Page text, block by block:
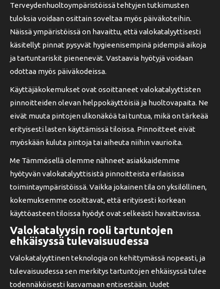
Terveydenhuoltoympäristöissä tehtyjen tutkimusten
tuloksia voidaan osittain soveltaa myös päiväkoteihin.
Näissä ympäristöissä on havaittu, että valokatalyyttisesti
käsitellyt pinnat pysyvät hygieenisempinä pidempiä aikoja
ja tartuntariskit pienenevät. Vastaavia hyötyjä voidaan
odottaa myös päiväkodeissa.
Käyttäjäkokemukset ovat osoittaneet valokatalyyttisten
pinnoitteiden olevan helppokäyttöisiä ja huoltovapaita. Ne
eivät muuta pintojen ulkonäköä tai tuntua, mikä on tärkeää
erityisesti lasten käyttämissä tiloissa. Pinnoitteet eivät
myöskään kuluta pintoja tai aiheuta niihin vaurioita.
Me Tämmösellä olemme nähneet asiakkaidemme
hyötyvän valokatalyyttisistä pinnoitteista erilaisissa
toimintaympäristöissä. Vaikka jokainen tila on yksilöllinen,
kokemuksemme osoittavat, että erityisesti korkean
käyttöasteen tiloissa hyödyt ovat selkeästi havaittavissa.
Valokatalyysin rooli tartuntojen
ehkäisyssä tulevaisuudessa
Valokatalyyttinen teknologia on kehittymässä nopeasti, ja
tulevaisuudessa sen merkitys tartuntojen ehkäisyssä tulee
todennäköisesti kasvamaan entisestään. Uudet